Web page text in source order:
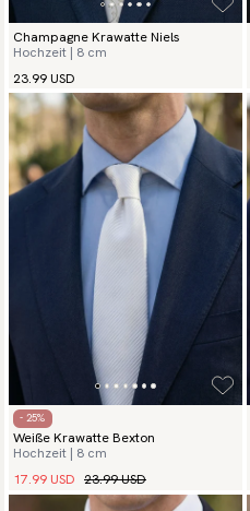
Champagne Krawatte Niels
Hochzeit | 8 cm
23.99 USD
- 25%
Weiße Krawatte Bexton
Hochzeit | 8 cm
17.99 USD 23.99 USD